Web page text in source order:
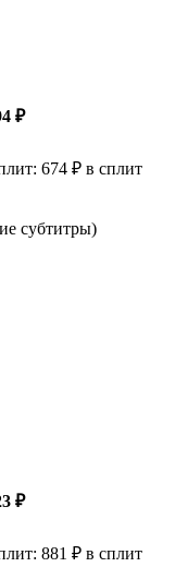
₽
674 ₽ в сплит
субтитры)
₽
881 ₽ в сплит